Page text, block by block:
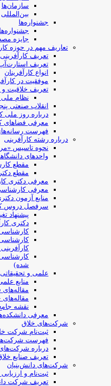
سازمان‌ها
بین‌المللی
جشنواره‌ها
جایزه
تعاریف مهم در حوزه
تعریف
تعریف
انواع کارآفرینان
موفقیت در
تعریف خلاقیت و
نظام ملی
انقلاب صنعتی
درباره روز ملی
معرفی فضاهای
فهرست
درباره رشته کارآفرینی
نحوه تاسیس
واحدهای
مقطع
مقطع
معرفی دکتری
معرفی
منابع آزمون
سرفصل دروس
پیشنهاد
دکتری
شده)
علمی و تحقیقاتی
منابع
مقاله‌های
نقشه
معرفی
شرکت‌های خلاق
ثبت‌نام شرکت
فهرست
درباره
تعریف صنایع
شرکت‌های دانش‌بنیان
ثبت‌نام و
تعریف شرکت